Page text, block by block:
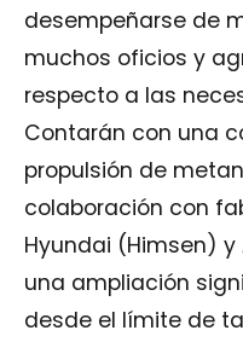
desempeñarse de
muchos oficios y
respecto a las
Contarán con una
propulsión de
colaboración con
Hyundai (Himsen)
una ampliación
desde el límite de